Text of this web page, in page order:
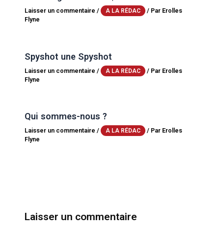
Laisser un commentaire / A LA RÉDAC / Par Erolles
Flyne
Spyshot une Spyshot
Laisser un commentaire / A LA RÉDAC / Par Erolles
Flyne
Qui sommes-nous ?
Laisser un commentaire / A LA RÉDAC / Par Erolles
Flyne
Laisser un commentaire